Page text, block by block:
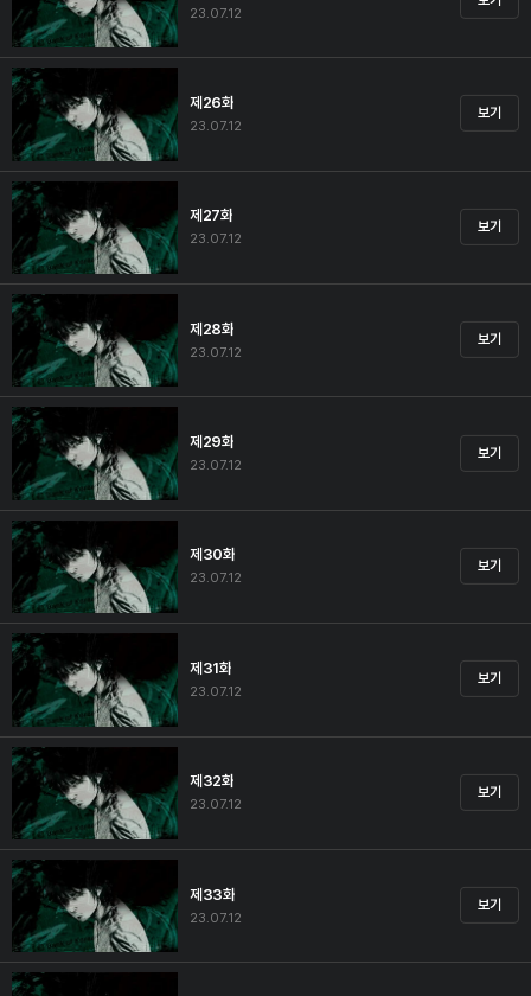
23.07.12
제26화
23.07.12
보기
제27화
23.07.12
보기
제28화
23.07.12
보기
제29화
23.07.12
보기
제30화
23.07.12
보기
제31화
23.07.12
보기
제32화
23.07.12
보기
제33화
23.07.12
보기